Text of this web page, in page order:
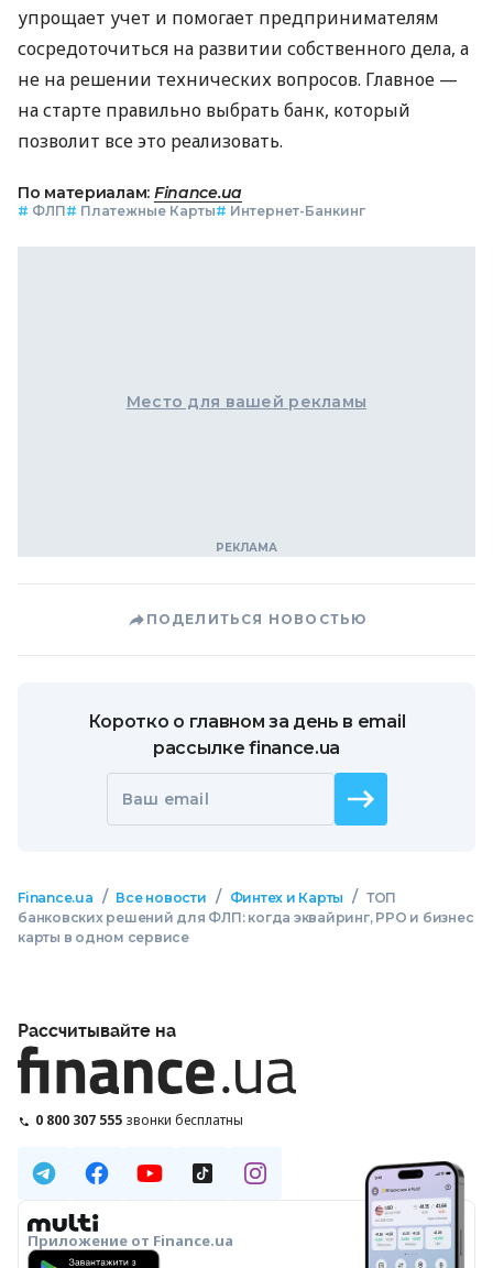
упрощает учет и помогает предпринимателям
сосредоточиться на развитии собственного дела, а
не на решении технических вопросов. Главное —
на старте правильно выбрать банк, который
позволит все это реализовать.
По материалам: Finance.ua
# ФЛП# Платежные Карты# Интернет-Банкинг
Место для вашей рекламы
ПОДЕЛИТЬСЯ НОВОСТЬЮ
Коротко о главном за день в email
рассылке finance.ua
Ваш email
Finance.ua / Все новости / Финтех и Карты / ТОП
банковских решений для ФЛП: когда эквайринг, РРО и бизнес
карты в одном сервисе
Рассчитывайте на
0 800 307 555 звонки бесплатны
Приложение от Finance.ua